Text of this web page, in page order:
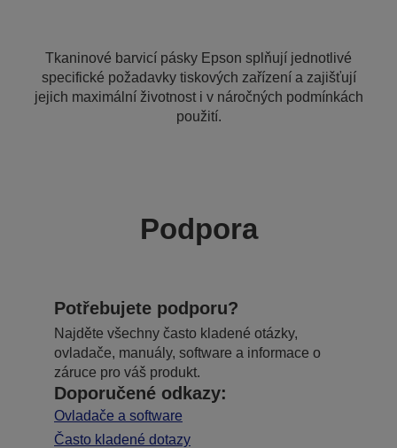
Tkaninové barvicí pásky Epson splňují jednotlivé
specifické požadavky tiskových zařízení a zajišťují
jejich maximální životnost i v náročných podmínkách
použití.
Podpora
Potřebujete podporu?
Najděte všechny často kladené otázky,
ovladače, manuály, software a informace o
záruce pro váš produkt.
Doporučené odkazy:
Ovladače a software
Často kladené dotazy